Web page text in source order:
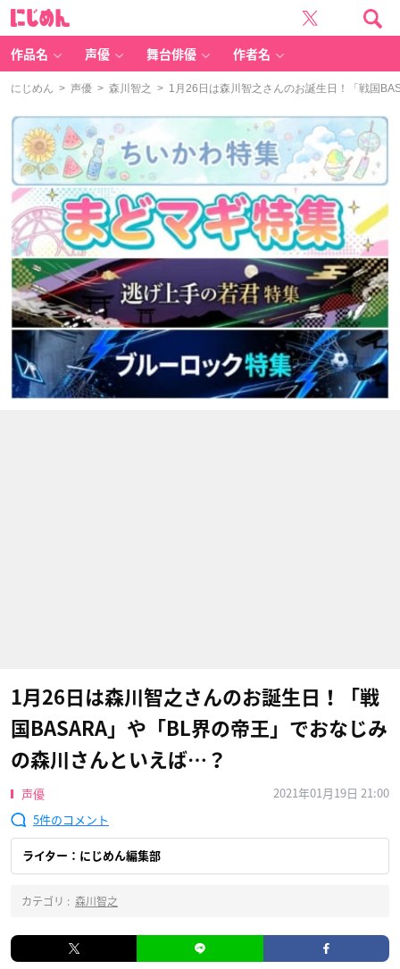
作品名 声優 舞台俳優 作者名
にじめん > 声優 > 森川智之 > 1月26日は森川智之さんのお誕生日！「戦国
1月26日は森川智之さんのお誕生日！「戦
国BASARA」や「BL界の帝王」でおなじみ
の森川さんといえば…？
声優
2021年01月19日 21:00
5
ライター：にじめん編集部
カテゴリ : 森川智之